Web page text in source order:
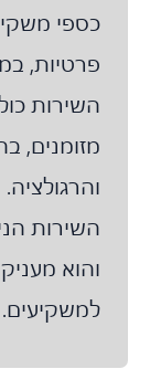
כספי
פרטיות,
השירות כולל
מזומנים,
והרגולציה.
השירות הניתן
והוא מעניק
למשקיעים.